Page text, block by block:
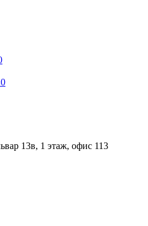
0
13в, 1 этаж, офис 113